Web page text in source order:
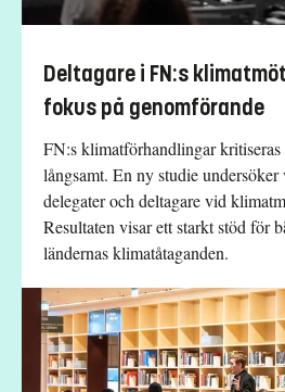
Deltagare i FN:s
fokus på genomförande
FN:s klimatförhandlingar
långsamt. En ny studie
delegater och deltagare vid
Resultaten visar ett starkt stöd för
ländernas klimatåtaganden.